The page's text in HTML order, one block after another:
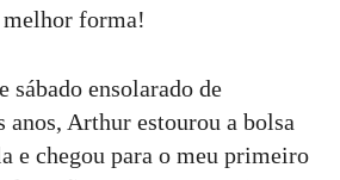
forma!
sábado ensolarado de
anos, Arthur estourou a bolsa
e chegou para o meu primeiro